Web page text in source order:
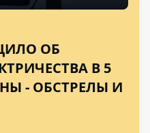
ОБ
В 5
- ОБСТРЕЛЫ И